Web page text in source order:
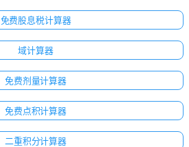
免费股息税计算器
域计算器
免费剂量计算器
免费点积计算器
二重积分计算器